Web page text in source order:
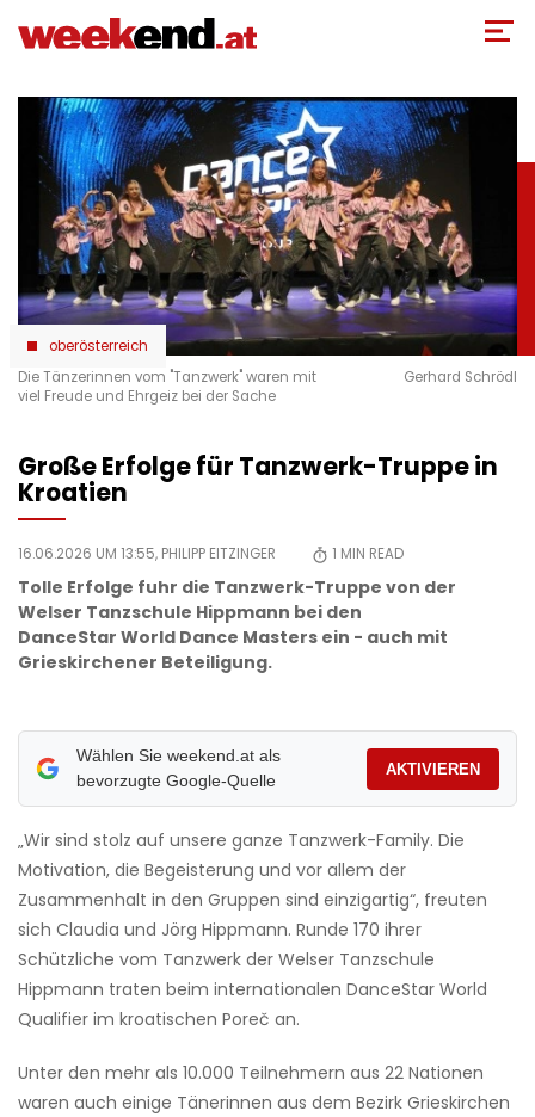
zum
oberösterreich
Die Tänzerinnen vom "Tanzwerk" waren mit
viel Freude und Ehrgeiz bei der Sache
Gerhard Schrödl
Große Erfolge für Tanzwerk-Truppe in
Kroatien
16.06.2026 UM 13:55, PHILIPP EITZINGER 1 MIN READ
Tolle Erfolge fuhr die Tanzwerk-Truppe von der
Welser Tanzschule Hippmann bei den
DanceStar World Dance Masters ein - auch mit
Grieskirchener Beteiligung.
Wählen Sie weekend.at als
bevorzugte Google-Quelle
AKTIVIEREN
„Wir sind stolz auf unsere ganze Tanzwerk-Family. Die
Motivation, die Begeisterung und vor allem der
Zusammenhalt in den Gruppen sind einzigartig“, freuten
sich Claudia und Jörg Hippmann. Runde 170 ihrer
Schützliche vom Tanzwerk der Welser Tanzschule
Hippmann traten beim internationalen DanceStar World
Qualifier im kroatischen Poreč an.
Unter den mehr als 10.000 Teilnehmern aus 22 Nationen
waren auch einige Tänerinnen aus dem Bezirk Grieskirchen